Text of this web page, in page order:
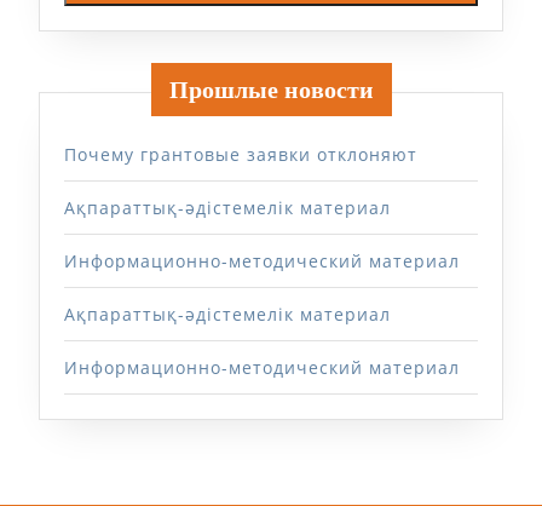
Прошлые новости
Почему грантовые заявки отклоняют
Ақпараттық-әдістемелік материал
Информационно-методический материал
Ақпараттық-әдістемелік материал
Информационно-методический материал